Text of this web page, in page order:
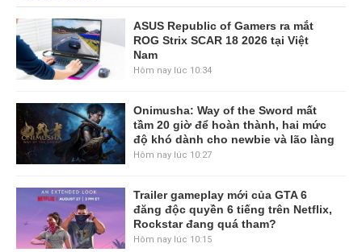
ASUS Republic of Gamers ra mắt
ROG Strix SCAR 18 2026 tại Việt
Nam
Hôm nay lúc 10:34
Onimusha: Way of the Sword mất
tầm 20 giờ để hoàn thành, hai mức
độ khó dành cho newbie và lão làng
Hôm nay lúc 10:27
Trailer gameplay mới của GTA 6
đăng độc quyền 6 tiếng trên Netflix,
Rockstar đang quá tham?
Hôm nay lúc 10:15